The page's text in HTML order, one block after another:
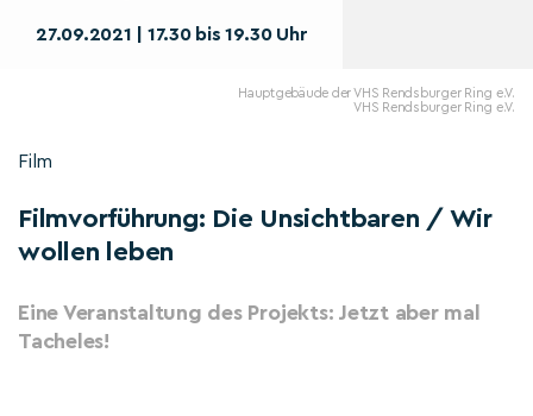
27.09.2021 | 17.30 bis 19.30 Uhr
Hauptgebäude der VHS Rendsburger Ring e.V.
VHS Rendsburger Ring e.V.
Film
Filmvorführung: Die Unsichtbaren / Wir
wollen leben
Eine Veranstaltung des Projekts: Jetzt aber mal
Tacheles!